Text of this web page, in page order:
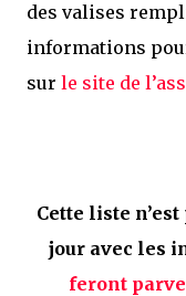
des valises
informations
sur le site de
Cette liste
jour avec les
feront